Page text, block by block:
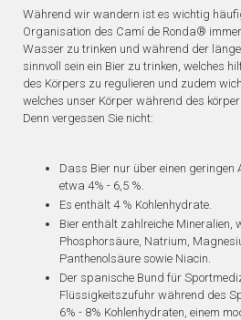
Während wir wandern ist es wichtig
Organisation des Camí de Ronda®
Wasser zu trinken und während der
sinnvoll sein ein Bier zu trinken, welches
des Körpers zu regulieren und zudem
welches unser Körper während des
Denn vergessen Sie nicht:
Dass Bier nur über einen geringen
etwa 4% - 6,5 %.
Es enthält 4 % Kohlenhydrate.
Bier enthält zahlreiche Mineralien,
Phosphorsäure, Natrium,
Panthenolsäure sowie Niacin.
Der spanische Bund für
Flüssigkeitszufuhr während des
6% - 8% Kohlenhydraten, einem